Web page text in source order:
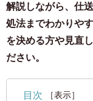
解説しながら、仕
処法までわかりや
を決める方や見直
ださい。
目次 ［表示］